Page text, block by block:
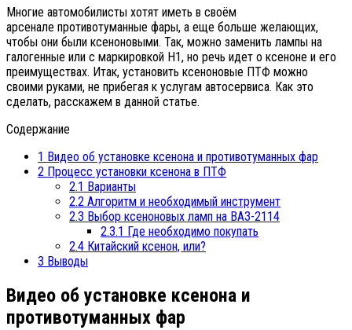
Многие автомобилисты хотят иметь в своём
арсенале противотуманные фары, а еще больше желающих,
чтобы они были ксеноновыми. Так, можно заменить лампы на
галогенные или с маркировкой Н1, но речь идет о ксеноне и его
преимуществах. Итак, установить ксеноновые ПТФ можно
своими руками, не прибегая к услугам автосервиса. Как это
сделать, расскажем в данной статье.
Содержание
1 Видео об установке ксенона и противотуманных фар
2 Процесс установки ксенона в ПТФ
2.1 Варианты
2.2 Алгоритм и необходимый инструмент
2.3 Выбор ксеноновых ламп на ВАЗ-2114
2.3.1 Где необходимо покупать
2.4 Китайский ксенон, или?
3 Выводы
Видео об установке ксенона и
противотуманных фар